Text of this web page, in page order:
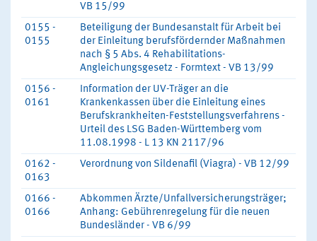
VB 15/99
0155 -
0155
Beteiligung der Bundesanstalt für Arbeit bei
der Einleitung berufsfördernder Maßnahmen
nach § 5 Abs. 4 Rehabilitations-
Angleichungsgesetz - Formtext - VB 13/99
0156 -
0161
Information der UV-Träger an die
Krankenkassen über die Einleitung eines
Berufskrankheiten-Feststellungsverfahrens -
Urteil des LSG Baden-Württemberg vom
11.08.1998 - L 13 KN 2117/96
0162 -
0163
Verordnung von Sildenafil (Viagra) - VB 12/99
0166 -
0166
Abkommen Ärzte/Unfallversicherungsträger;
Anhang: Gebührenregelung für die neuen
Bundesländer - VB 6/99